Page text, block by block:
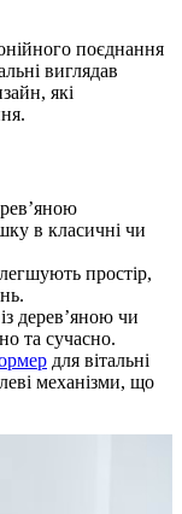
поєднання
виглядав
які
в класичні чи
простір,
дерев’яною чи
та сучасно.
для вітальні
механізми, що